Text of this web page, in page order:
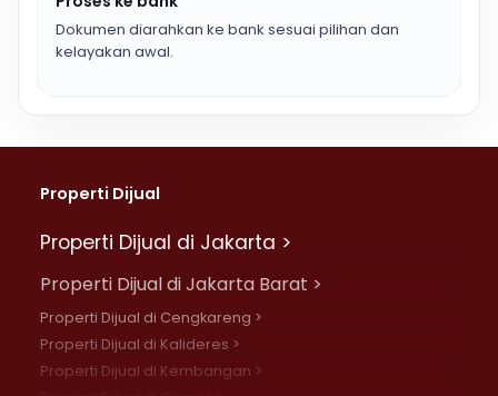
Dokumen diarahkan ke bank sesuai pilihan dan
kelayakan awal.
Properti Dijual
Properti Dijual di Jakarta >
Properti Dijual di Jakarta Barat >
Properti Dijual di Cengkareng >
Properti Dijual di Kalideres >
Properti Dijual di Kembangan >